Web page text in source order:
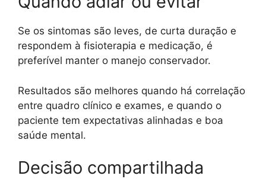
Se os sintomas são leves, de curta duração e
respondem à fisioterapia e medicação, é
preferível manter o manejo conservador.
Resultados são melhores quando há correlação
entre quadro clínico e exames, e quando o
paciente tem expectativas alinhadas e boa
saúde mental.
Decisão compartilhada